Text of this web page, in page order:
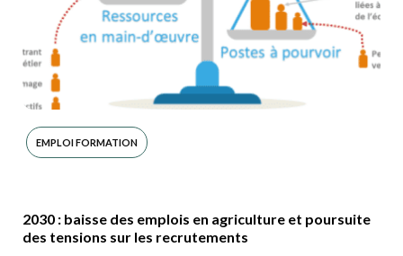
EMPLOI FORMATION
2030 : baisse des emplois en agriculture et poursuite
des tensions sur les recrutements